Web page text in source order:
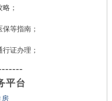
；
等指南；
证办理；
平台
房